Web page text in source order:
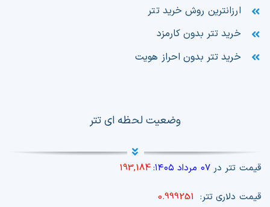
ارزانترین روش خرید تتر
خرید تتر بدون کارمزد
خرید تتر بدون احراز هویت
وضعیت لحظه ای تتر
قیمت تتر در۰۷ مرداد ۱۴۰۵ :
193,184
قیمت دلاری تتر: 0.999251